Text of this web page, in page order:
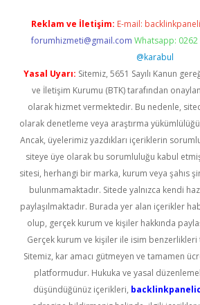
Reklam ve İletişim: E-mail:
forumhizmeti@gmail.com Whatsapp: 0262
@karabul
Yasal Uyarı: Sitemiz, 5651 Sayılı Kanun
ve İletişim Kurumu (BTK) tarafından
olarak hizmet vermektedir. Bu nedenle,
olarak denetleme veya araştırma
Ancak, üyelerimiz yazdıkları içeriklerin
siteye üye olarak bu sorumluluğu kabul
sitesi, herhangi bir marka, kurum veya şahıs
bulunmamaktadır. Sitede yalnızca kendi
paylaşılmaktadır. Burada yer alan içerikler
olup, gerçek kurum ve kişiler hakkında
Gerçek kurum ve kişiler ile isim
Sitemiz, kar amacı gütmeyen ve tamamen
platformudur. Hukuka ve yasal
düşündüğünüz içerikleri,